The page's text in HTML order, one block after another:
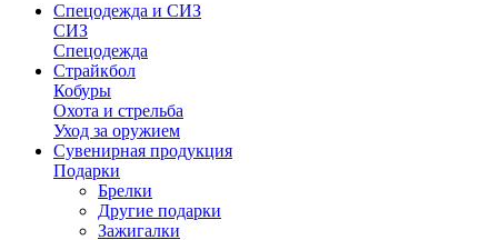
Спецодежда и СИЗ
СИЗ
Спецодежда
Страйкбол
Кобуры
Охота и стрельба
Уход за оружием
Сувенирная продукция
Подарки
Брелки
Другие подарки
Зажигалки